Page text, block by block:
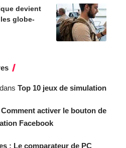
devient
globe-
dans Top 10 jeux de simulation
Comment activer le bouton de
Facebook
: Le comparateur de PC